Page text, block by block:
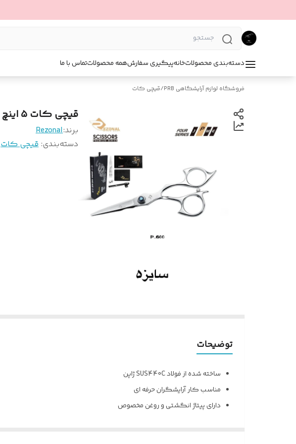
دسته‌بندی محصولاتخانهپیگیری سفارشهمه محصولاتتماس با ما
فروشگاه لوازم آرایشگاهی PRB /قیچی کات
قیچی کات ۵ اینچ پریمیوم کد P-600 رزونال Rezonal
برند:Rezonal
دسته‌بندی: قیچی کات
توضیحات
ساخته شده از فولاد SUS440C ژاپن
مناسب کار آرایشگران حرفه ای
دارای پیتاژ انگشتی و روغن مخصوص